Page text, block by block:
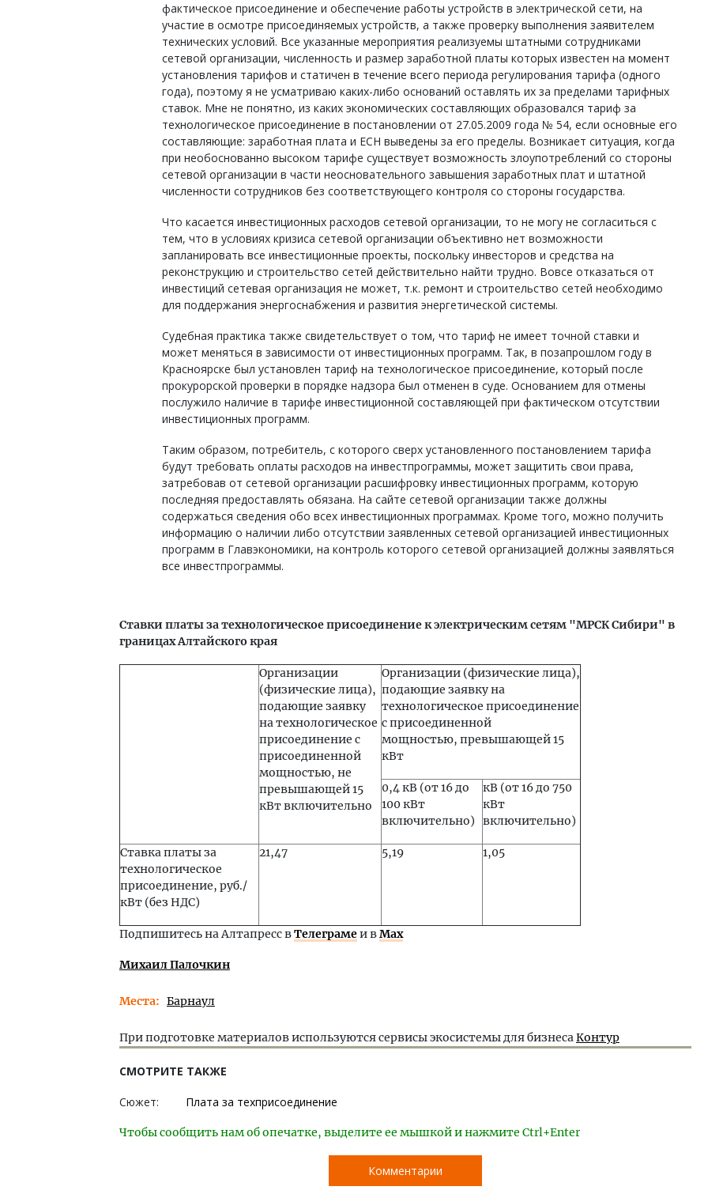
фактическое присоединение и обеспечение работы устройств в электрической сети, на
участие в осмотре присоединяемых устройств, а также проверку выполнения заявителем
технических условий. Все указанные мероприятия реализуемы штатными сотрудниками
сетевой организации, численность и размер заработной платы которых известен на момент
установления тарифов и статичен в течение всего периода регулирования тарифа (одного
года), поэтому я не усматриваю каких-либо оснований оставлять их за пределами тарифных
ставок. Мне не понятно, из каких экономических составляющих образовался тариф за
технологическое присоединение в постановлении от 27.05.2009 года № 54, если основные его
составляющие: заработная плата и ЕСН выведены за его пределы. Возникает ситуация, когда
при необоснованно высоком тарифе существует возможность злоупотреблений со стороны
сетевой организации в части неосновательного завышения заработных плат и штатной
численности сотрудников без соответствующего контроля со стороны государства.
Что касается инвестиционных расходов сетевой организации, то не могу не согласиться с
тем, что в условиях кризиса сетевой организации объективно нет возможности
запланировать все инвестиционные проекты, поскольку инвесторов и средства на
реконструкцию и строительство сетей действительно найти трудно. Вовсе отказаться от
инвестиций сетевая организация не может, т.к. ремонт и строительство сетей необходимо
для поддержания энергоснабжения и развития энергетической системы.
Судебная практика также свидетельствует о том, что тариф не имеет точной ставки и
может меняться в зависимости от инвестиционных программ. Так, в позапрошлом году в
Красноярске был установлен тариф на технологическое присоединение, который после
прокурорской проверки в порядке надзора был отменен в суде. Основанием для отмены
послужило наличие в тарифе инвестиционной составляющей при фактическом отсутствии
инвестиционных программ.
Таким образом, потребитель, с которого сверх установленного постановлением тарифа
будут требовать оплаты расходов на инвестпрограммы, может защитить свои права,
затребовав от сетевой организации расшифровку инвестиционных программ, которую
последняя предоставлять обязана. На сайте сетевой организации также должны
содержаться сведения обо всех инвестиционных программах. Кроме того, можно получить
информацию о наличии либо отсутствии заявленных сетевой организацией инвестиционных
программ в Главэкономики, на контроль которого сетевой организацией должны заявляться
все инвестпрограммы.
Ставки платы за технологическое присоединение к электрическим сетям "МРСК Сибири" в
границах Алтайского края
Организации
(физические лица),
подающие заявку
на технологическое
присоединение с
присоединенной
мощностью, не
превышающей 15
кВт включительно
Организации (физические лица),
подающие заявку на
технологическое присоединение
с присоединенной
мощностью, превышающей 15
кВт
0,4 кВ (от 16 до
100 кВт
включительно)
кВ (от 16 до 750
кВт
включительно)
Ставка платы за
технологическое
присоединение, руб./
кВт (без НДС)
21,47 5,19 1,05
Подпишитесь на Алтапресс вТелеграмеи вMax
Михаил Палочкин
Места Барнаул
При подготовке материалов используются сервисы экосистемы для бизнесаКонтур
СМОТРИТЕ ТАКЖЕ
Сюжет: Плата за техприсоединение
Чтобы сообщить нам об опечатке, выделите ее мышкой и нажмите Ctrl+Enter
Комментарии